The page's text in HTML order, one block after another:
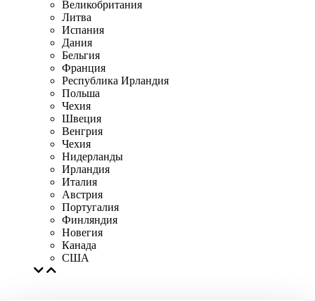
Великобритания
Литва
Испания
Дания
Бельгия
Франция
Республика Ирландия
Польша
Чехия
Швеция
Венгрия
Чехия
Нидерланды
Ирландия
Италия
Австрия
Португалия
Финляндия
Новегия
Канада
США